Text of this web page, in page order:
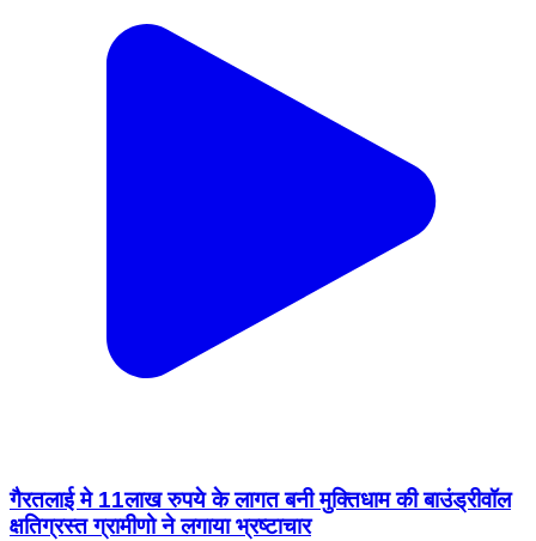
गैरतलाई मे 11लाख रुपये के लागत बनी मुक्तिधाम की बाउंड्रीवॉल
क्षतिग्रस्त ग्रामीणो ने लगाया भ्रष्टाचार